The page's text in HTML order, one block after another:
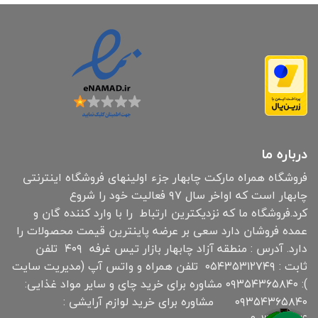
درباره ما
فروشگاه همراه مارکت چابهار جزء اولینهای فروشگاه اینترنتی
چابهار است که اواخر سال ۹۷ فعالیت خود را شروع
کرد.فروشگاه ما که نزدیکترین ارتباط را با وارد کننده گان و
عمده فروشان دارد سعی بر عرضه پاینترین قیمت محصولات را
دارد. آدرس : منطقه آزاد چابهار بازار تیس غرفه ۴۰۹ تلفن
ثابت : ۰۵۴۳۵۳۱۲۷۴۹ تلفن همراه و واتس آپ (مدیریت سایت
): ۰۹۳۵۴۳۶۵۸۴۰ مشاوره برای خرید چای و سایر مواد غذایی:
۰۹۳۵۴۳۶۵۸۴۰ مشاوره برای خرید لوازم آرایشی :